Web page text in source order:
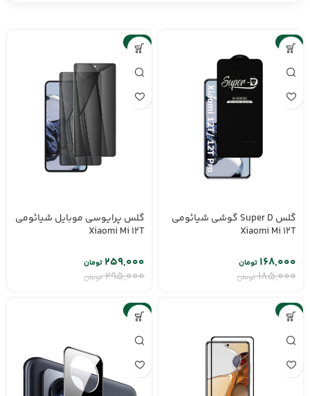
-9%
گلس Super D گوشی شیائومی
Xiaomi Mi 12T
۱۸۵,۰۰۰ تومان
۱۶۸,۰۰۰ تومان
-12%
گلس پرایوسی موبایل شیائومی
Xiaomi Mi 12T
۲۹۵,۰۰۰ تومان
۲۵۹,۰۰۰تومان
-9%
-10%